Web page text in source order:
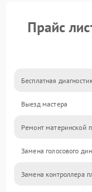
Прайс
Бесплатная
Выезд мастера
Ремонт материнской
Замена голосового
Замена контроллера